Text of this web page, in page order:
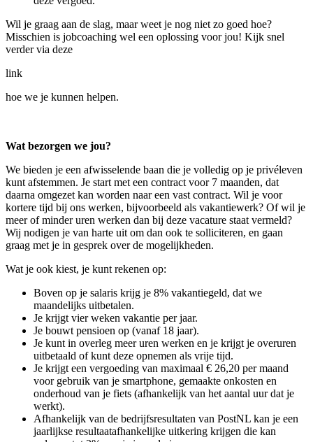
Wil je graag aan de slag, maar weet je nog niet zo goed hoe?
Misschien is jobcoaching wel een oplossing voor jou! Kijk snel
verder via deze
link
hoe we je kunnen helpen.
Wat bezorgen we jou?
We bieden je een afwisselende baan die je volledig op je privéleven
kunt afstemmen. Je start met een contract voor 7 maanden, dat
daarna omgezet kan worden naar een vast contract. Wil je voor
kortere tijd bij ons werken, bijvoorbeeld als vakantiewerk? Of wil je
meer of minder uren werken dan bij deze vacature staat vermeld?
Wij nodigen je van harte uit om dan ook te solliciteren, en gaan
graag met je in gesprek over de mogelijkheden.
Wat je ook kiest, je kunt rekenen op:
Boven op je salaris krijg je 8% vakantiegeld, dat we
maandelijks uitbetalen.
Je krijgt vier weken vakantie per jaar.
Je bouwt pensioen op (vanaf 18 jaar).
Je kunt in overleg meer uren werken en je krijgt je overuren
uitbetaald of kunt deze opnemen als vrije tijd.
Je krijgt een vergoeding van maximaal € 26,20 per maand
voor gebruik van je smartphone, gemaakte onkosten en
onderhoud van je fiets (afhankelijk van het aantal uur dat je
werkt).
Afhankelijk van de bedrijfsresultaten van PostNL kan je een
jaarlijkse resultaatafhankelijke uitkering krijgen die kan